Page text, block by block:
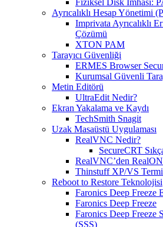
Fiziksel Disk İmhası:
Ayrıcalıklı Hesap Yönetimi
Imprivata Ayrıcalıklı
Çözümü
XTON PAM
Tarayıcı Güvenliği
ERMES Browser
Kurumsal Güvenli
Metin Editörü
UltraEdit Nedir?
Ekran Yakalama ve Kaydı
TechSmith Snagit
Uzak Masaüstü Uygulaması
RealVNC Nedir?
SecureCRT
RealVNC’den
Thinstuff XP/VS
Reboot to Restore Teknolojisi
Faronics Deep Freeze
Faronics Deep Freeze
Faronics Deep Freeze
(SSS)